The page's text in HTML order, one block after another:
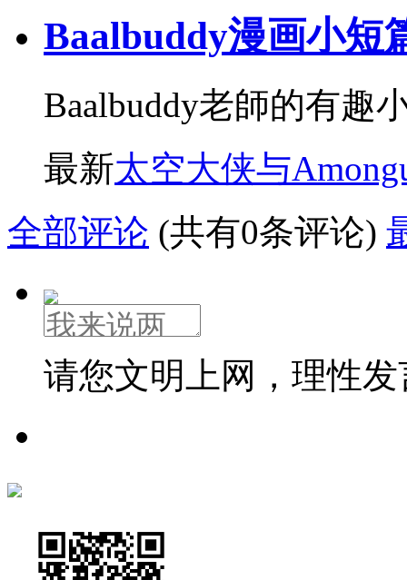
Baalbuddy漫画小短
Baalbuddy老師的有趣
最新太空大侠与
全部评论 (共有0条评论)
请您文明上网，理性